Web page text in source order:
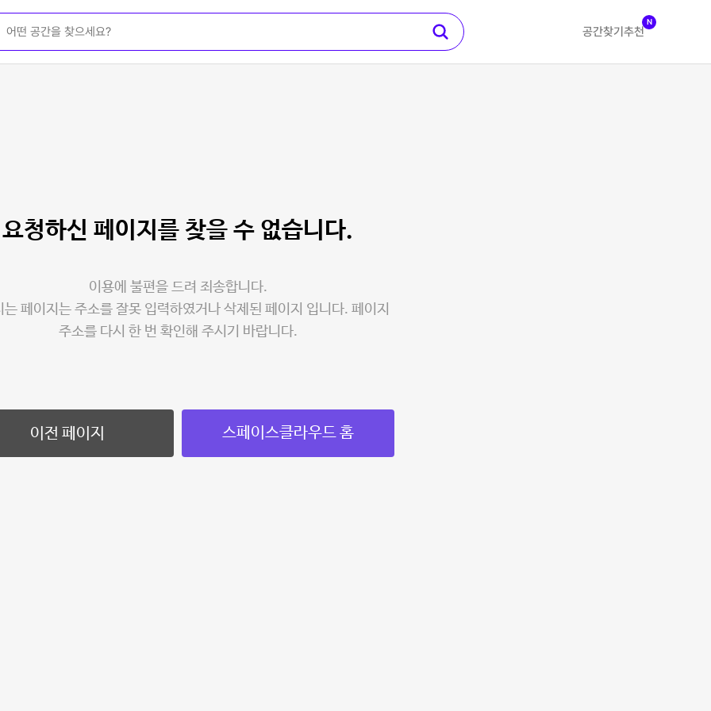
공간찾기 추천
N
요청하신 페이지를 찾을 수 없습니다.
이용에 불편을 드려 죄송합니다.
는 페이지는 주소를 잘못 입력하였거나 삭제된 페이지 입니다. 페이지
주소를 다시 한 번 확인해 주시기 바랍니다.
이전 페이지 스페이스클라우드 홈